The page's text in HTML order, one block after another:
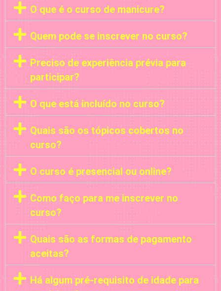
O que é o curso de manicure?
Quem pode se inscrever no curso?
Preciso de experiência prévia para
participar?
O que está incluído no curso?
Quais são os tópicos cobertos no
curso?
O curso é presencial ou online?
Como faço para me inscrever no
curso?
Quais são as formas de pagamento
aceitas?
Há algum pré-requisito de idade para